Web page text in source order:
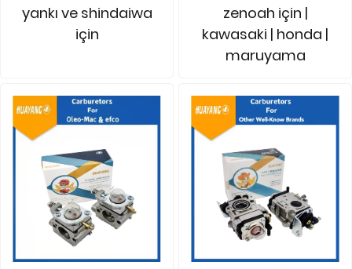
yankı ve shindaiwa
için
zenoah için |
kawasaki | honda |
maruyama